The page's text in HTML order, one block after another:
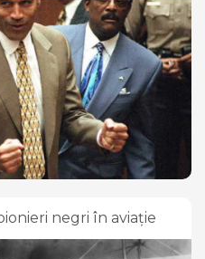
negri în aviație